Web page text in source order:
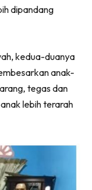
dipandang
kedua-duanya
anak-
tegas dan
lebih terarah